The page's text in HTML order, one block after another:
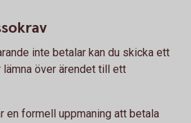
inte betalar kan du skicka ett
över ärendet till ett
en formell uppmaning att betala